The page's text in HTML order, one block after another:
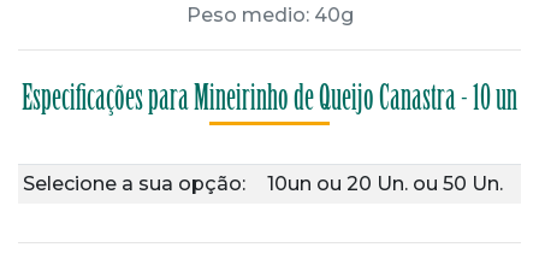
Peso medio: 40g
Especificações para Mineirinho de Queijo Canastra - 10 un
Selecione a sua opção: 10un ou 20 Un. ou 50 Un.